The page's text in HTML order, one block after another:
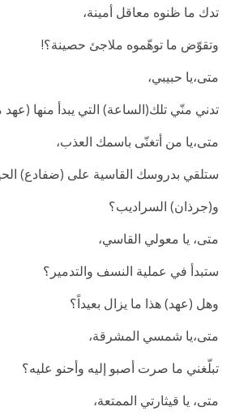
تدك ما ظنوه معاقل أمينة،
وتقوّض ما توهّموه ملاجئ حصينة؟!
متى،يا حبيبي،
تدني منّي تلك(الساعة) التي يبدأ منها
متى،يا من أتغنّى باسمك العذب،
ستلقي بدروسك القاسية على (ضفادع)
و(جرذان) السراديب؟
متى، يا معولي القاسي،
ستبدأ في عملية النسف والتدمير؟
وهل (عهد) هذا ما يزال بعيداً؟
متى،يا شمسي المشرقة،
تبلّغني ما صرت أصبو إليه وأحنو عليه؟
متى، يا قيثارتي الممتعة،